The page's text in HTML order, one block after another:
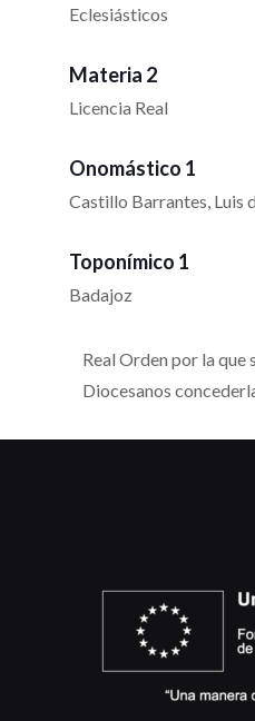
Eclesiásticos
Materia 2
Licencia Real
Onomástico 1
Castillo Barrantes, Luis
Toponímico 1
Badajoz
Real Orden por la que
Diocesanos